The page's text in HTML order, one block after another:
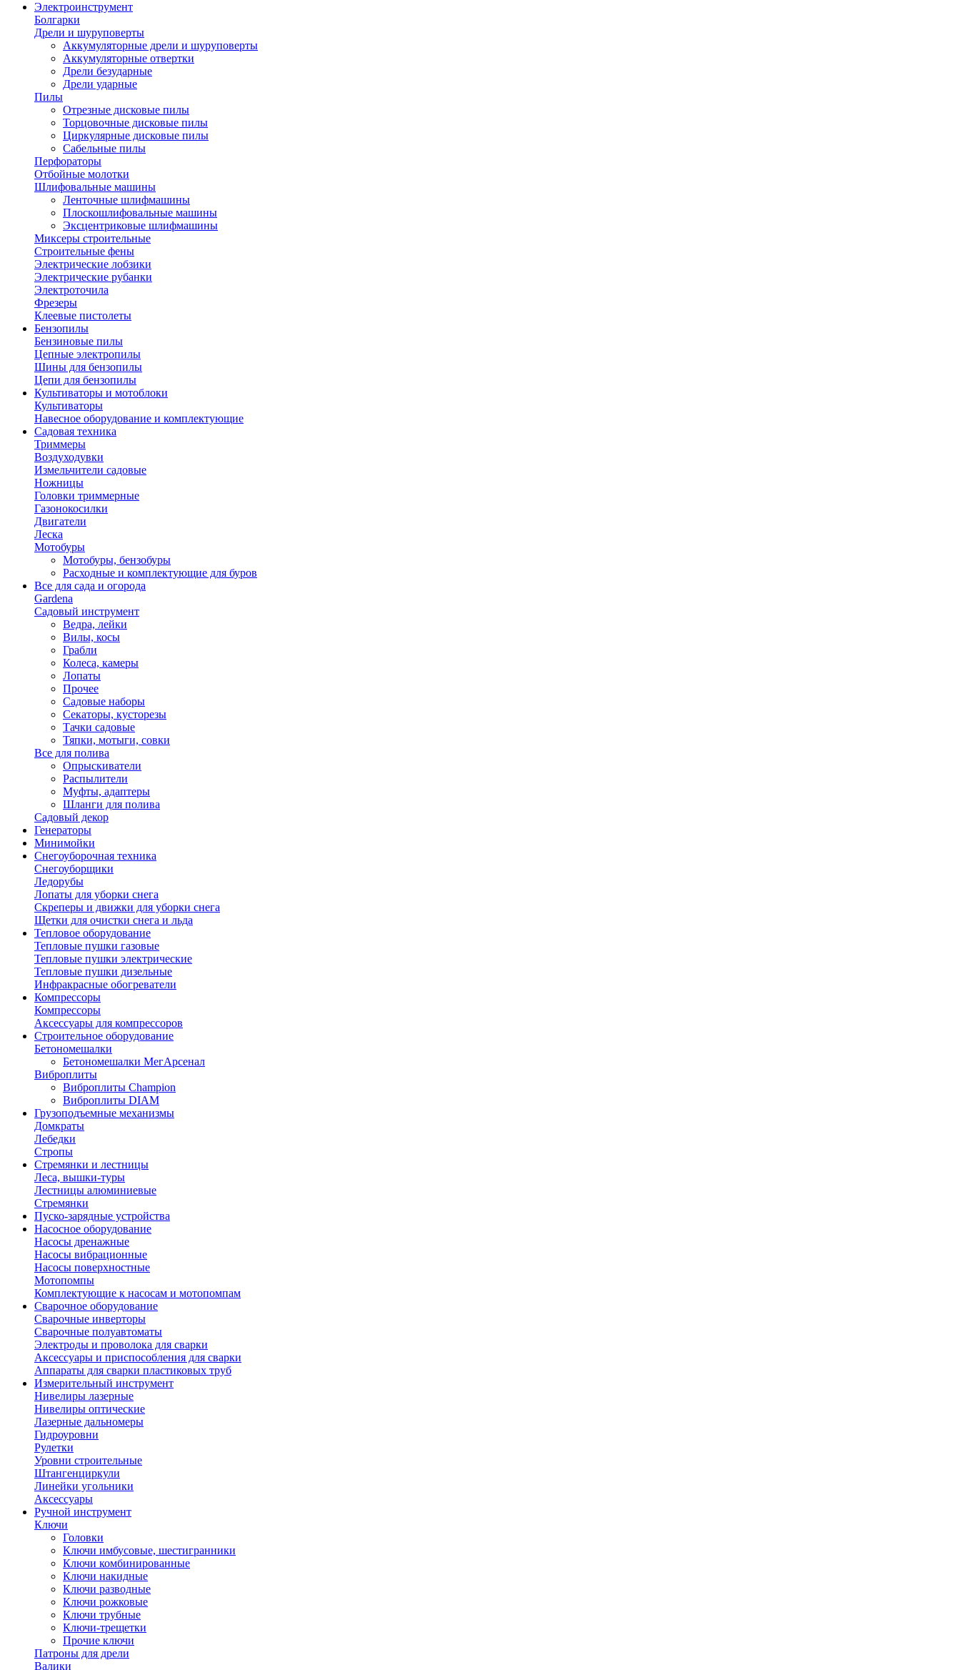
Электроинструмент
Болгарки
Дрели и шуруповерты
Аккумуляторные дрели и шуруповерты
Аккумуляторные отвертки
Дрели безударные
Дрели ударные
Пилы
Отрезные дисковые пилы
Торцовочные дисковые пилы
Циркулярные дисковые пилы
Сабельные пилы
Перфораторы
Отбойные молотки
Шлифовальные машины
Ленточные шлифмашины
Плоскошлифовальные машины
Эксцентриковые шлифмашины
Миксеры строительные
Строительные фены
Электрические лобзики
Электрические рубанки
Электроточила
Фрезеры
Клеевые пистолеты
Бензопилы
Бензиновые пилы
Цепные электропилы
Шины для бензопилы
Цепи для бензопилы
Культиваторы и мотоблоки
Культиваторы
Навесное оборудование и комплектующие
Садовая техника
Триммеры
Воздуходувки
Измельчители садовые
Ножницы
Головки триммерные
Газонокосилки
Двигатели
Леска
Мотобуры
Мотобуры, бензобуры
Расходные и комплектующие для буров
Все для сада и огорода
Gardena
Садовый инструмент
Ведра, лейки
Вилы, косы
Грабли
Колеса, камеры
Лопаты
Прочее
Садовые наборы
Секаторы, кусторезы
Тачки садовые
Тяпки, мотыги, совки
Все для полива
Опрыскиватели
Распылители
Муфты, адаптеры
Шланги для полива
Садовый декор
Генераторы
Минимойки
Снегоуборочная техника
Снегоуборщики
Ледорубы
Лопаты для уборки снега
Скреперы и движки для уборки снега
Щетки для очистки снега и льда
Тепловое оборудование
Тепловые пушки газовые
Тепловые пушки электрические
Тепловые пушки дизельные
Инфракрасные обогреватели
Компрессоры
Компрессоры
Аксессуары для компрессоров
Строительное оборудование
Бетономешалки
Бетономешалки МегАрсенал
Виброплиты
Виброплиты Champion
Виброплиты DIAM
Грузоподъемные механизмы
Домкраты
Лебедки
Стропы
Стремянки и лестницы
Леса, вышки-туры
Лестницы алюминиевые
Стремянки
Пуско-зарядные устройства
Насосное оборудование
Насосы дренажные
Насосы вибрационные
Насосы поверхностные
Мотопомпы
Комплектующие к насосам и мотопомпам
Сварочное оборудование
Сварочные инверторы
Сварочные полуавтоматы
Электроды и проволока для сварки
Аксессуары и приспособления для сварки
Аппараты для сварки пластиковых труб
Измерительный инструмент
Нивелиры лазерные
Нивелиры оптические
Лазерные дальномеры
Гидроуровни
Рулетки
Уровни строительные
Штангенциркули
Линейки угольники
Аксессуары
Ручной инструмент
Ключи
Головки
Ключи имбусовые, шестигранники
Ключи комбинированные
Ключи накидные
Ключи разводные
Ключи рожковые
Ключи трубные
Ключи-трещетки
Прочие ключи
Патроны для дрели
Валики